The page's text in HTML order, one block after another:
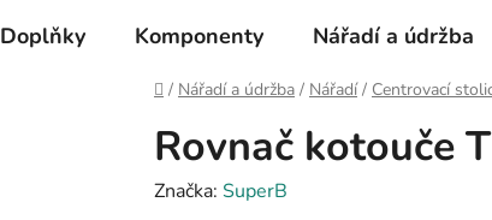
Doplňky Komponenty Nářadí a údržba
Domů
/ Nářadí a údržba / Nářadí / Centrovací
Rovnač kotouče
Značka: SuperB